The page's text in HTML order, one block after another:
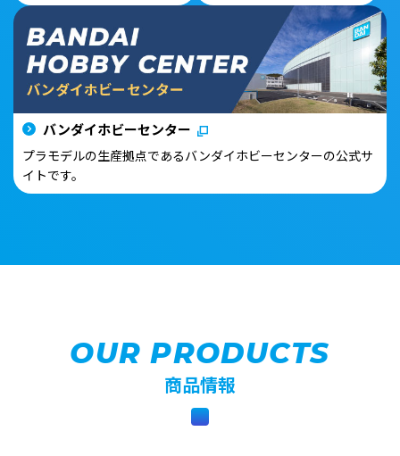
バンダイホビーセンター
プラモデルの生産拠点であるバンダイホビーセンターの公式サ
イトです。
OUR PRODUCTS
商品情報